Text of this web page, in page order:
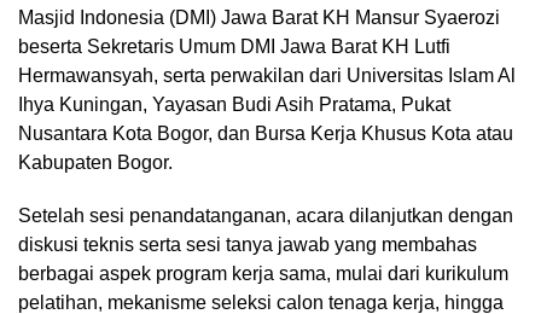
Masjid Indonesia (DMI) Jawa Barat KH Mansur Syaerozi
beserta Sekretaris Umum DMI Jawa Barat KH Lutfi
Hermawansyah, serta perwakilan dari Universitas Islam Al
Ihya Kuningan, Yayasan Budi Asih Pratama, Pukat
Nusantara Kota Bogor, dan Bursa Kerja Khusus Kota atau
Kabupaten Bogor.
Setelah sesi penandatanganan, acara dilanjutkan dengan
diskusi teknis serta sesi tanya jawab yang membahas
berbagai aspek program kerja sama, mulai dari kurikulum
pelatihan, mekanisme seleksi calon tenaga kerja, hingga